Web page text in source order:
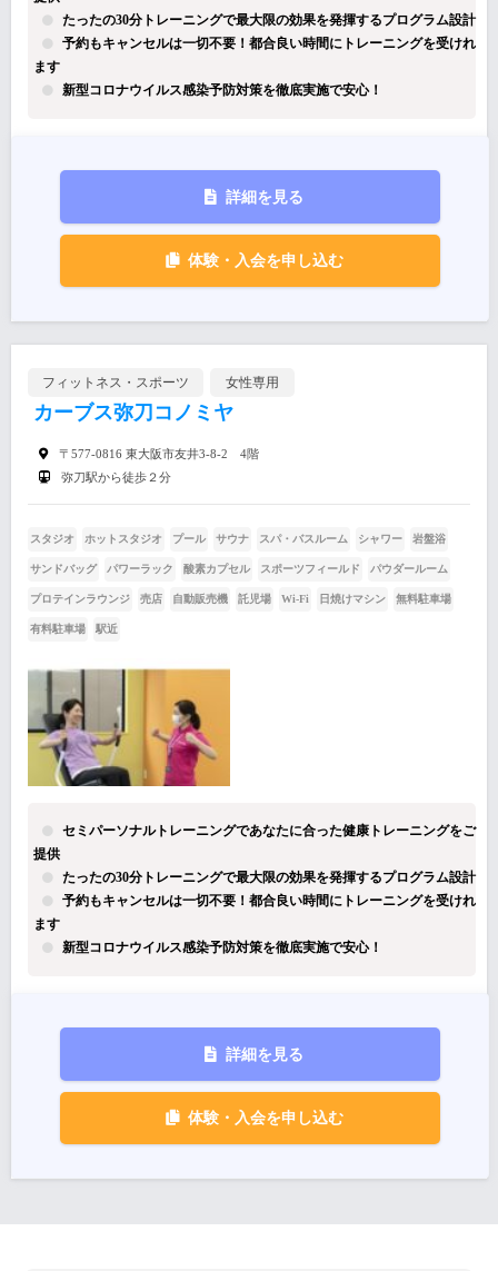
たったの30分トレーニングで最大限の効果を発揮するプログラム設計
予約もキャンセルは一切不要！都合良い時間にトレーニングを受けれ
ます
新型コロナウイルス感染予防対策を徹底実施で安心！
詳細を見る
体験・入会を申し込む
フィットネス・スポーツ 女性専用
カーブス弥刀コノミヤ
〒577-0816 東大阪市友井3-8-2 4階
弥刀駅から徒歩２分
スタジオ ホットスタジオ プール サウナ スパ・バスルーム シャワー 岩盤浴
サンドバッグ パワーラック 酸素カプセル スポーツフィールド パウダールーム
プロテインラウンジ 売店 自動販売機 託児場 Wi-Fi 日焼けマシン 無料駐車場
有料駐車場 駅近
セミパーソナルトレーニングであなたに合った健康トレーニングをご
提供
たったの30分トレーニングで最大限の効果を発揮するプログラム設計
予約もキャンセルは一切不要！都合良い時間にトレーニングを受けれ
ます
新型コロナウイルス感染予防対策を徹底実施で安心！
詳細を見る
体験・入会を申し込む